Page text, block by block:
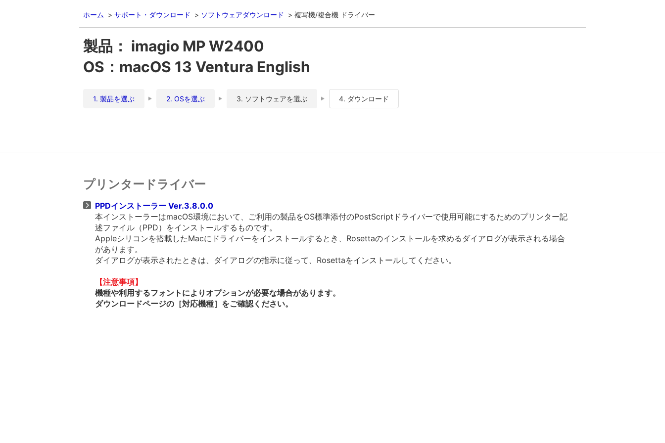
ホーム サポート・ダウンロード ソフトウェアダウンロード 複写機/複合機 ドライバー
製品： imagio MP W2400
OS：macOS 13 Ventura English
1. 製品を選ぶ 2. OSを選ぶ 3. ソフトウェアを選ぶ 4. ダウンロード
プリンタードライバー
PPDインストーラー Ver.3.8.0.0
本インストーラーはmacOS環境において、ご利用の製品をOS標準添付のPostScriptドライバーで使用可能にするためのプリンター記
述ファイル（PPD）をインストールするものです。
Appleシリコンを搭載したMacにドライバーをインストールするとき、Rosettaのインストールを求めるダイアログが表示される場合
があります。
ダイアログが表示されたときは、ダイアログの指示に従って、Rosettaをインストールしてください。
【注意事項】
機種や利用するフォントによりオプションが必要な場合があります。
ダウンロードページの［対応機種］をご確認ください。